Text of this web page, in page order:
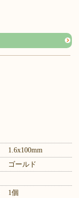
1.6x100mm
ゴールド
1個